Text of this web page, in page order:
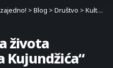
> Blog > Društvo > Kultura
života